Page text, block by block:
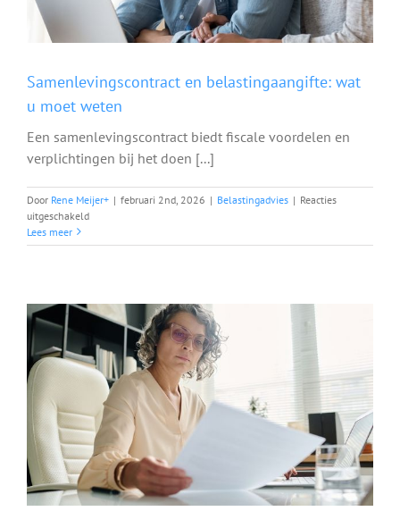
Samenlevingscontract en belastingaangifte: wat
u moet weten
Een samenlevingscontract biedt fiscale voordelen en
verplichtingen bij het doen [...]
Door Rene Meijer+ | februari 2nd, 2026 | Belastingadvies | Reacties
uitgeschakeldvoor
en
moet
weten
Lees meer